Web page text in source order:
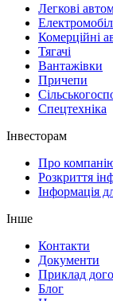
Легкові
Комерційні
Тягачі
Вантажівки
Причепи
Спецтехніка
Інвесторам
Про
Розкриття
Інформація
Інше
Контакти
Документи
Приклад
Блог